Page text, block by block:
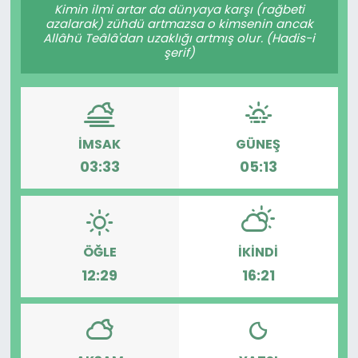
Kimin ilmi artar da dünyaya karşı (rağbeti
azalarak) zühdü artmazsa o kimsenin ancak
Allâhü Teâlâ'dan uzaklığı artmış olur. (Hadis-i
şerif)
İMSAK
03:33
GÜNEŞ
05:13
ÖĞLE
12:29
İKINDI
16:21